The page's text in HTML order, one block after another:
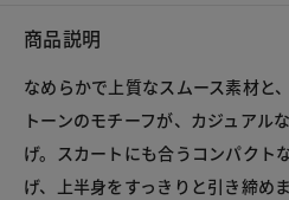
商品説明
なめらかで上質なスムース素材と
トーンのモチーフが、カジュアル
げ。スカートにも合うコンパクト
げ、上半身をすっきりと引き締めま